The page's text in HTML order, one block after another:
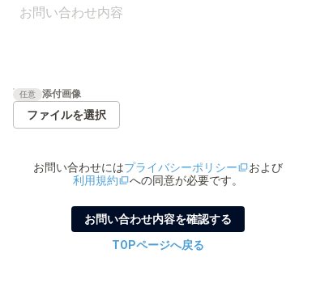
任意 添付画像
ファイルを選択
お問い合わせにはプライバシーポリシー
および
利用規約
への同意が必要です。
お問い合わせ内容を確認する
TOPページへ戻る